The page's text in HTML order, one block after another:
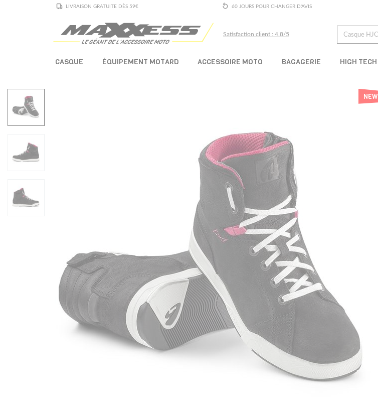
LIVRAISON GRATUITE DÈS 59€ 60 JOURS POUR CHANGER D'AVIS
Satisfaction client : 4.8/5
CASQUE ÉQUIPEMENT MOTARD ACCESSOIRE MOTO BAGAGERIE HIGH TECH
NEW